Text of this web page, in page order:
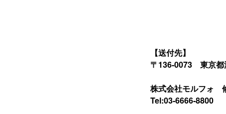
【送付先】
〒136-0073 東京都
株式会社モルフォ
Tel:03-6666-8800